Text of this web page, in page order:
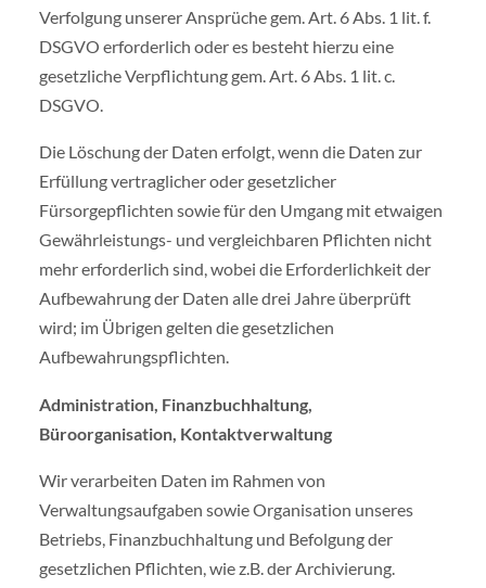
Verfolgung unserer Ansprüche gem. Art. 6 Abs. 1 lit. f.
DSGVO erforderlich oder es besteht hierzu eine
gesetzliche Verpflichtung gem. Art. 6 Abs. 1 lit. c.
DSGVO.
Die Löschung der Daten erfolgt, wenn die Daten zur
Erfüllung vertraglicher oder gesetzlicher
Fürsorgepflichten sowie für den Umgang mit etwaigen
Gewährleistungs- und vergleichbaren Pflichten nicht
mehr erforderlich sind, wobei die Erforderlichkeit der
Aufbewahrung der Daten alle drei Jahre überprüft
wird; im Übrigen gelten die gesetzlichen
Aufbewahrungspflichten.
Administration, Finanzbuchhaltung,
Büroorganisation, Kontaktverwaltung
Wir verarbeiten Daten im Rahmen von
Verwaltungsaufgaben sowie Organisation unseres
Betriebs, Finanzbuchhaltung und Befolgung der
gesetzlichen Pflichten, wie z.B. der Archivierung.